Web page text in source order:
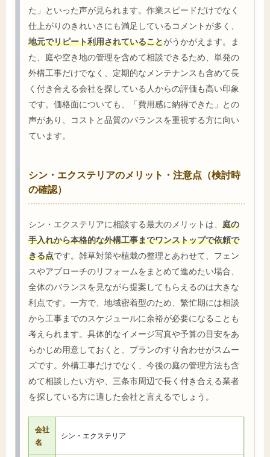
た」といった声が見られます。作業スピードだけでなく
仕上がりのきれいさにも満足しているコメントが多く、
地元でリピート利用されていることがうかがえます。ま
た、庭や空き地の管理を含めて相談できるため、単発の
外構工事だけでなく、定期的なメンテナンスも含めて長
く付き合える会社を探している人からの評価も高い印象
です。価格面についても、「費用感に納得できた」との
声があり、コストと品質のバランスを重視する方に向い
ています。
シン・エクステリアのメリット・注意点（検討時
の確認）
シン・エクステリアに相談する最大のメリットは、 庭の
手入れから本格的な外構工事までワンストップで依頼で
きる点です。雑草対策や植栽の整理とあわせて、フェン
スやアプローチのリフォームをまとめて進めたい場合、
全体のバランスを見ながら提案してもらえるのは大きな
利点です。一方で、地域密着型のため、繁忙期には相談
から工事までのスケジュールに余裕が必要になることも
考えられます。具体的なイメージ写真や予算の目安をあ
らかじめ用意しておくと、プランのすり合わせがスムー
ズです。外構工事だけでなく、今後の庭の管理方法も含
めて相談したい方や、三条市周辺で長く付き合える業者
を探している方に適した会社と言えるでしょう。
会社
名
シン・エクステリア